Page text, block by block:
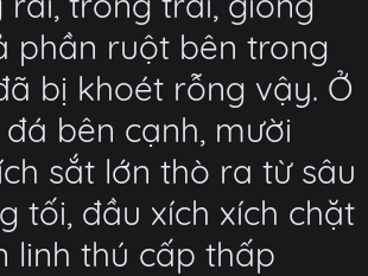
phần ruột bên trong
bị khoét rỗng vậy. Ở
bên cạnh, mười
sắt lớn thò ra từ sâu
tối, đầu xích xích chặt
linh thú cấp thấp